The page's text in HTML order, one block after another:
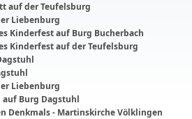
auf der Teufelsburg
Liebenburg
Kinderfest auf Burg Bucherbach
Kinderfest auf der Teufelsburg
Liebenburg
Burg Dagstuhl
Denkmals - Martinskirche Völklingen